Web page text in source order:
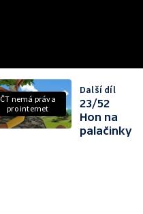
ČT nemá práva
pro internet
Další díl
23/52
Hon na
palačinky